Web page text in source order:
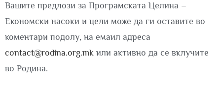
Вашите предлози за Програмската Целина –
Економски насоки и цели може да ги оставите во
коментари подолу, на емаил адреса
contact@rodina.org.mk или активно да се вклучите
во Родина.